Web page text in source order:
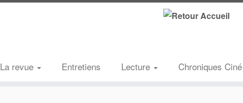
La revue Entretiens Lecture Chroniques Ciné